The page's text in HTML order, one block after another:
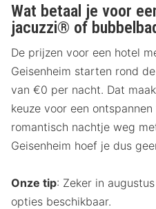
Wat betaal je voor
jacuzzi® of
De prijzen voor een hotel
Geisenheim starten rond
van €0 per nacht. Dat
keuze voor een
romantisch nachtje weg
Geisenheim hoef je dus
Onze tip: Zeker in
opties beschikbaar.